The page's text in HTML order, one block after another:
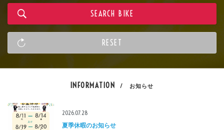
INFORMATION / お知らせ
2026.07.28
夏季休暇のお知らせ